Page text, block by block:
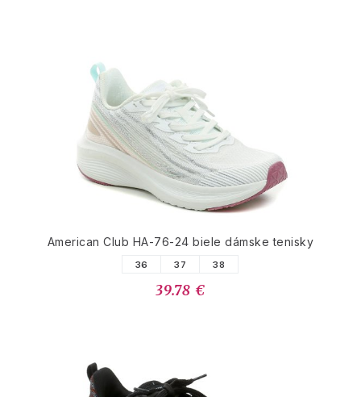
American Club HA-76-24 biele dámske tenisky
36 37 38
39.78 €